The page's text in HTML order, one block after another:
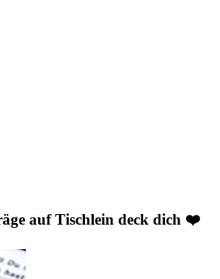
auf Tischlein deck dich ❤️